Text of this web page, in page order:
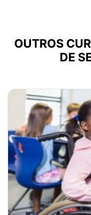
OUTROS
DE